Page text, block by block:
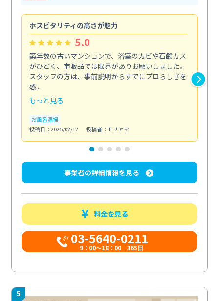
ホスピタリティの高さが魅力
5.0
築年数の古いマンションで、浴室のカビや石鹸カス
がひどく、市販品では限界がありお願いしました。
スタッフの方は、事前説明からすでにプロらしさを
感...
もっと見る
お風呂清掃
投稿日：2025/02/12
投稿者：モリヤマ
事業者の詳細情報を見る
料金を見る
03-5640-0211
9：00～18：00 365日
5